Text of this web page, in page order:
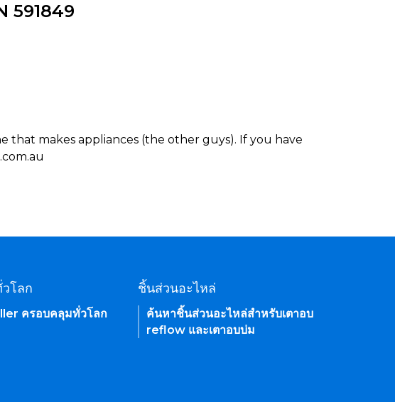
591849
that makes appliances (the other guys). If you have
โลก
ครอบคลุมทั่วโลก
ชิ้นส่วนอะไหล่
ค้นหาชิ้นส่วนอะไหล่สำหรับเตาอบ
reflow และเตาอบบ่ม